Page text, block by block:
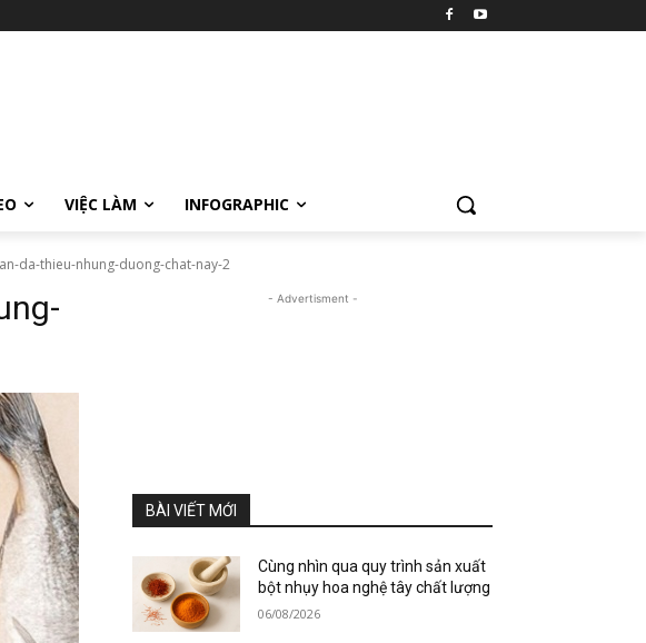
VIỆC LÀM INFOGRAPHIC
da-thieu-nhung-duong-chat-nay-2
- Advertisment -
BÀI VIẾT MỚI
Cùng nhìn qua quy trình sản xuất
bột nhụy hoa nghệ tây chất lượng
06/08/2026